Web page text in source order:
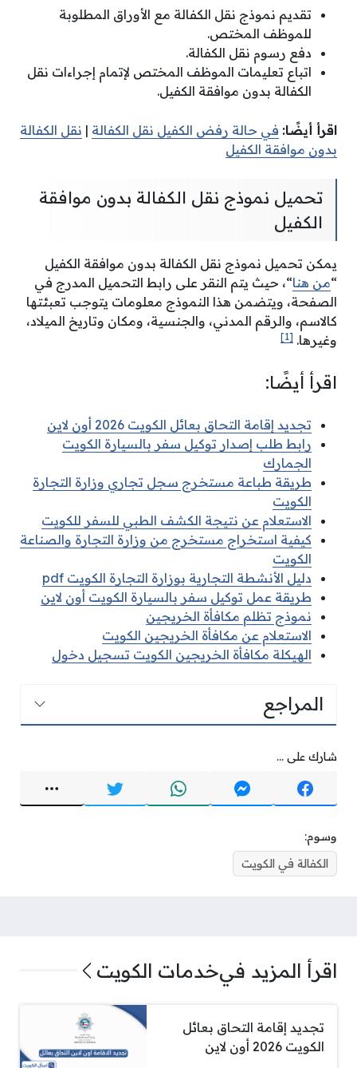
تقديم نموذج نقل الكفالة مع الأوراق المطلوبة
للموظف المختص.
دفع رسوم نقل الكفالة.
اتباع تعليمات الموظف المختص لإتمام إجراءات نقل
الكفالة بدون موافقة الكفيل.
اقرأ أيضًا: في حالة رفض الكفيل نقل الكفالة | نقل الكفالة
بدون موافقة الكفيل
تحميل نموذج نقل الكفالة بدون موافقة
الكفيل
يمكن تحميل نموذج نقل الكفالة بدون موافقة الكفيل
“من هنا“، حيث يتم النقر على رابط التحميل المدرج في
الصفحة، ويتضمن هذا النموذج معلومات يتوجب تعبئتها
كالاسم، والرقم المدني، والجنسية، ومكان وتاريخ الميلاد،
وغيرها. [1]
اقرأ أيضًا:
تجديد إقامة التحاق بعائل الكويت 2026 أون لاين
رابط طلب إصدار توكيل سفر بالسيارة الكويت
الجمارك
طريقة طباعة مستخرج سجل تجاري وزارة التجارة
الكويت
الاستعلام عن نتيجة الكشف الطبي للسفر للكويت
كيفية استخراج مستخرج من وزارة التجارة والصناعة
الكويت
دليل الأنشطة التجارية بوزارة التجارة الكويت pdf
طريقة عمل توكيل سفر بالسيارة الكويت أون لاين
نموذج تظلم مكافأة الخريجين
الاستعلام عن مكافأة الخريجين الكويت
الهيكلة مكافأة الخريجين الكويت تسجيل دخول
المراجع
شارك على ...
وسوم:
الكفالة في الكويت
اقرأ المزيد فيخدمات الكويت
تجديد إقامة التحاق بعائل
الكويت 2026 أون لاين